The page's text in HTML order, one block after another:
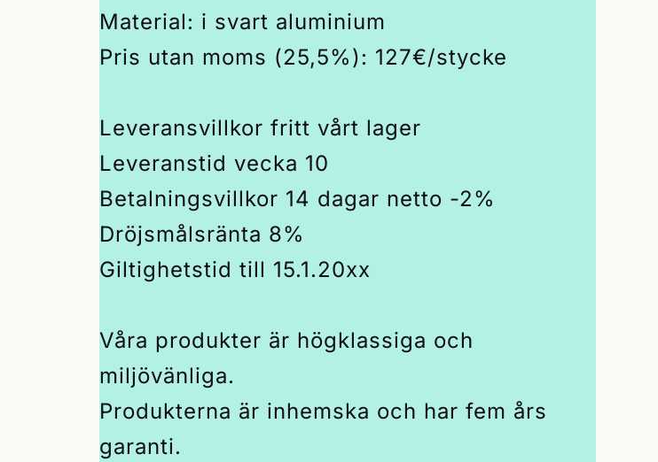
Material: i svart aluminium
Pris utan moms (25,5%): 127€/stycke
Leveransvillkor fritt vårt lager
Leveranstid vecka 10
Betalningsvillkor 14 dagar netto -2%
Dröjsmålsränta 8%
Giltighetstid till 15.1.20xx
Våra produkter är högklassiga och
miljövänliga.
Produkterna är inhemska och har fem års
garanti.